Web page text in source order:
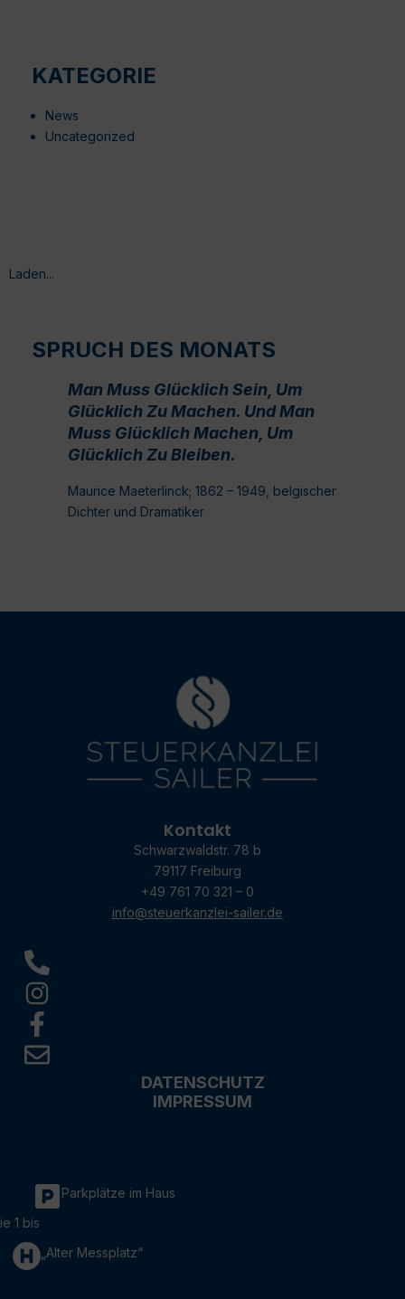
KATEGORIE
News
Uncategorized
Laden...
SPRUCH DES MONATS
Man Muss Glücklich Sein, Um
Glücklich Zu Machen. Und Man
Muss Glücklich Machen, Um
Glücklich Zu Bleiben.
Maurice Maeterlinck; 1862 – 1949, belgischer
Dichter und Dramatiker
Kontakt
Schwarzwaldstr. 78 b
79117 Freiburg
+49 761 70 321 – 0
info@steuerkanzlei-sailer.de
DATENSCHUTZ
IMPRESSUM
Parkplätze im Haus
1 bis
„Alter Messplatz“